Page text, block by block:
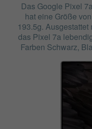
Das Google Pixel
hat eine Größe
193.5g.
das Pixel 7a
Farben Schwarz,